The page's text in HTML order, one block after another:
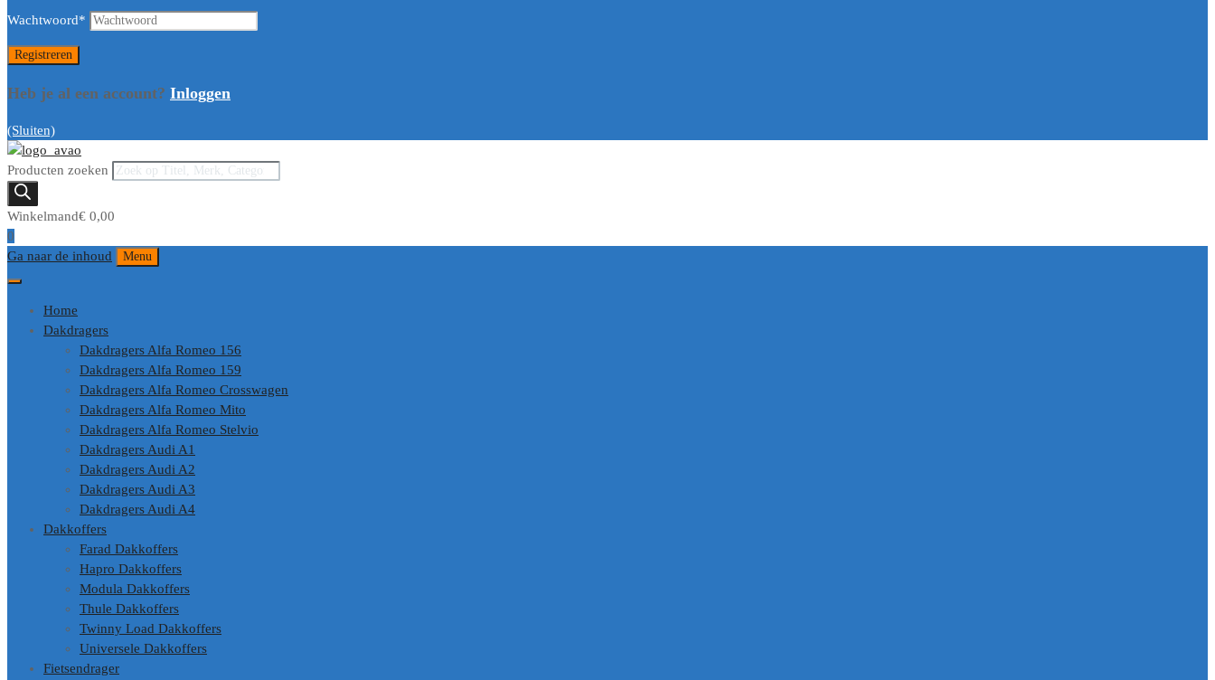
Wachtwoord*
Heb je al een account? Inloggen
(Sluiten)
Producten zoeken
Winkelmand€ 0,00
0
Ga naar de inhoud
Menu
Home
Dakdragers
Dakdragers Alfa Romeo 156
Dakdragers Alfa Romeo 159
Dakdragers Alfa Romeo Crosswagen
Dakdragers Alfa Romeo Mito
Dakdragers Alfa Romeo Stelvio
Dakdragers Audi A1
Dakdragers Audi A2
Dakdragers Audi A3
Dakdragers Audi A4
Dakkoffers
Farad Dakkoffers
Hapro Dakkoffers
Modula Dakkoffers
Thule Dakkoffers
Twinny Load Dakkoffers
Universele Dakkoffers
Fietsendrager